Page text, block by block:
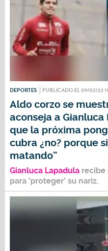
DEPORTES PUBLICADO EL 09/02/22
Aldo corzo se
aconseja a
que la próxima
cubra ¿no? porque
matando”
Gianluca Lapadula recibe
para ‘proteger’ su nariz.